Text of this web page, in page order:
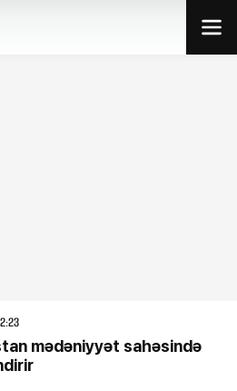
mədəniyyət sahəsində